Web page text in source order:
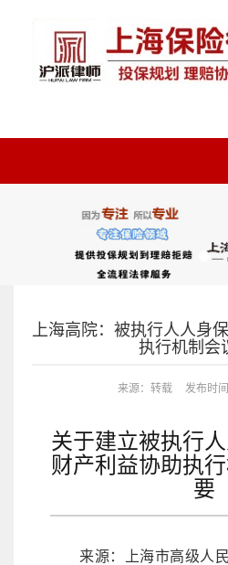
上海高院：被执行人人身
执行机制会
来源：转载 发布时
关于建立被执行
财产利益协助执
要
来源：上海市高级人